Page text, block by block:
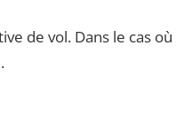
de vol. Dans le cas où